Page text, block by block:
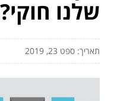
שלנו חוקי?
תאריך: ספט 23, 2019